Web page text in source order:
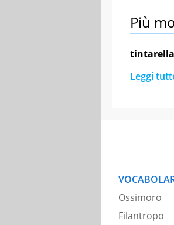
Più
tintarella
Leggi
Ossimoro
Filantropo